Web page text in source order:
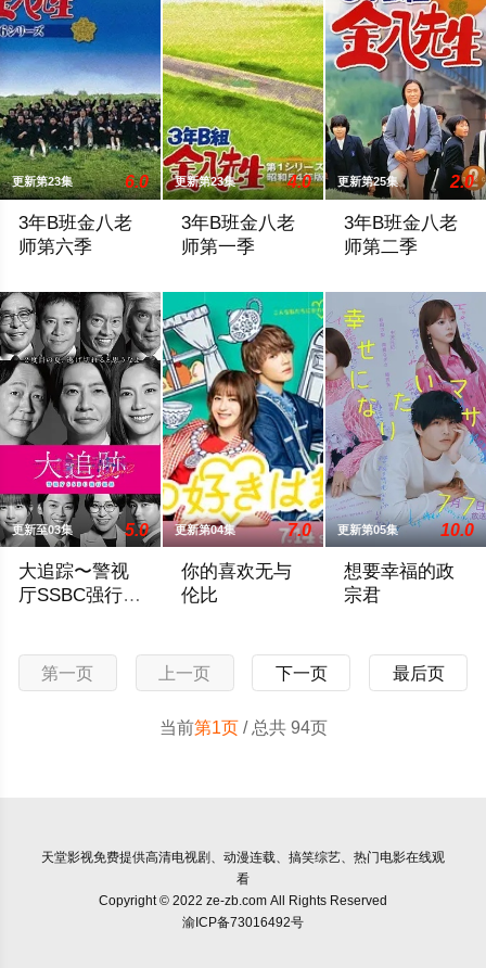
更新第23集 6.0
3年B班金八老
师第六季
更新第23集 4.0
3年B班金八老
师第一季
更新第25集 2.0
3年B班金八老
师第二季
更新至03集 5.0
大追踪〜警视
厅SSBC强行犯
更新第04集 7.0
你的喜欢无与
伦比
更新第05集 10.0
想要幸福的政
宗君
第一页 上一页 下一页 最后页
当前第1页/ 总共 94页
天堂影视免费提供高清电视剧、动漫连载、搞笑综艺、热门电影在线观
看
Copyright © 2022 ze-zb.com All Rights Reserved
渝ICP备73016492号